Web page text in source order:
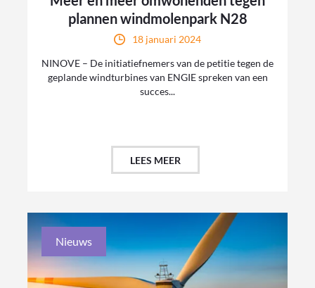
plannen windmolenpark N28
18 januari 2024
NINOVE – De initiatiefnemers van de petitie tegen de
geplande windturbines van ENGIE spreken van een
succes...
LEES MEER
Nieuws